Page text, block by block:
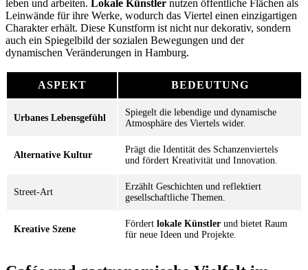
leben und arbeiten. Lokale Künstler nutzen öffentliche Flächen als
Leinwände für ihre Werke, wodurch das Viertel einen einzigartigen
Charakter erhält. Diese Kunstform ist nicht nur dekorativ, sondern
auch ein Spiegelbild der sozialen Bewegungen und der
dynamischen Veränderungen in Hamburg.
ASPEKT BEDEUTUNG
Urbanes Lebensgefühl
Spiegelt die lebendige und dynamische
Atmosphäre des Viertels wider.
Alternative Kultur
Prägt die Identität des Schanzenviertels
und fördert Kreativität und Innovation.
Street-Art
Erzählt Geschichten und reflektiert
gesellschaftliche Themen.
Kreative Szene
Fördert lokale Künstler und bietet Raum
für neue Ideen und Projekte.